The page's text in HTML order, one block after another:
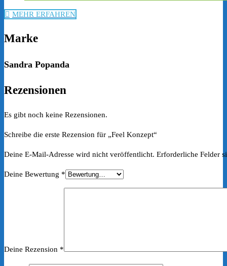
MEHR ERFAHREN
Marke
Sandra Popanda
Rezensionen
Es gibt noch keine Rezensionen.
Schreibe die erste Rezension für „Feel Konzept“
Deine E-Mail-Adresse wird nicht veröffentlicht. Erforderliche Felder
Deine Bewertung *
Deine Rezension *